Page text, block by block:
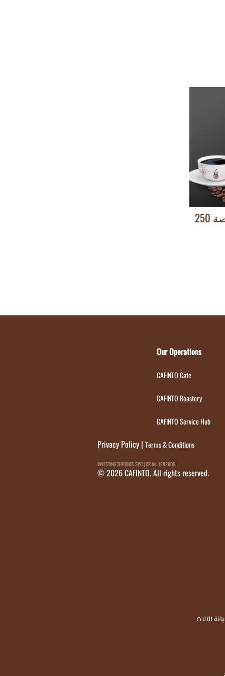
ظلمة – خلطة مختصة 250
Our Operations
CAFINTO Cafe
CAFINTO Roastery
CAFINTO Service Hub
Privacy Policy| Terms & Conditions
INVESTING THRONES SPC | CR No: 1292806
© 2026 CAFINTO. All rights reserved.
الآلات